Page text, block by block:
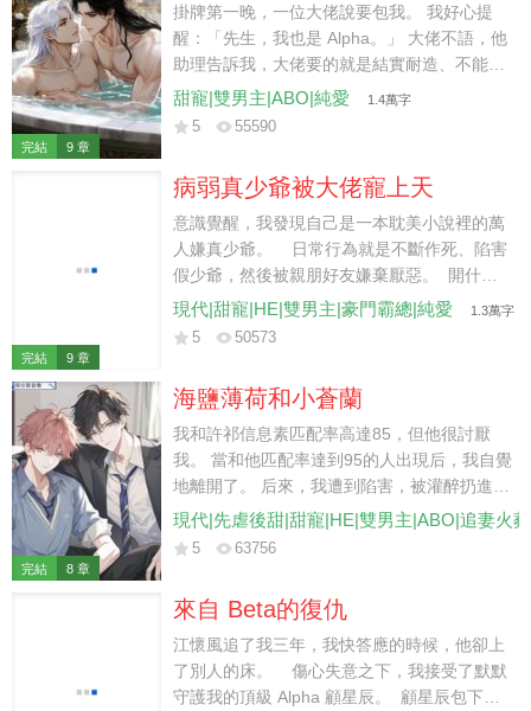
完結 9 章
掛牌第一晚，一位大佬說要包我。 我好心提
醒：「先生，我也是 Alpha。」 大佬不語，他
助理告訴我，大佬要的就是結實耐造、不能生
養的 Alpha。 我了然，立馬簽下兩千萬的合
同。 簽了一年，合約到期前半個月。 大佬助
甜寵|雙男主|ABO|純愛 1.4萬字
5 55590
完結 9 章
病弱真少爺被大佬寵上天
意識覺醒，我發現自己是一本耽美小說裡的萬
人嫌真少爺。 日常行為就是不斷作死、陷害
假少爺，然後被親朋好友嫌棄厭惡。 開什麼
玩笑？ 就我這一步一小咳，三步一大咳，三
天兩頭感冒發燒，莫名其妙胃痛頭疼的身子。
望能舒舒坦坦度過接下來的日子。 後來，曾經
厭惡我的家人都求著我回家去。 而那位隱藏身
份的大佬，熟練地屈膝跪地，手掌撫上我冰涼
的腳踝： 「寶寶，求你，別著涼。」
現代|甜寵|HE|雙男主|豪門霸總|純愛 1.3萬字
5 50573
完結 8 章
海鹽薄荷和小蒼蘭
我和許祁信息素匹配率高達85，但他很討厭
我。 當和他匹配率達到95的人出現后，我自覺
地離開了。 后來，我遭到陷害，被灌醉扔進了
新任總裁的房間。 聽說這位總裁不近美色，心
狠手辣。 然而他卻用力摟住我，雙眼猩紅。
現代|先虐後甜|甜寵|HE|雙男主|ABO|追妻火
5 63756
來自 Beta的復仇
江懷風追了我三年，我快答應的時候，他卻上
了別人的床。 傷心失意之下，我接受了默默
守護我的頂級 Alpha 顧星辰。 顧星辰包下了